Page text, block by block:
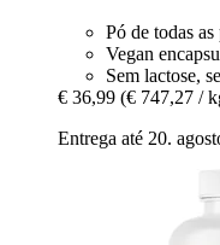
Pó de todas
Vegan
Sem lactose,
€ 36,99 (€ 747,27 /
Entrega até 20.